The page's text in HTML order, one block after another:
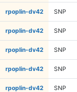
rpoplin-dv42 SNP
rpoplin-dv42 SNP
rpoplin-dv42 SNP
rpoplin-dv42 SNP
rpoplin-dv42 SNP